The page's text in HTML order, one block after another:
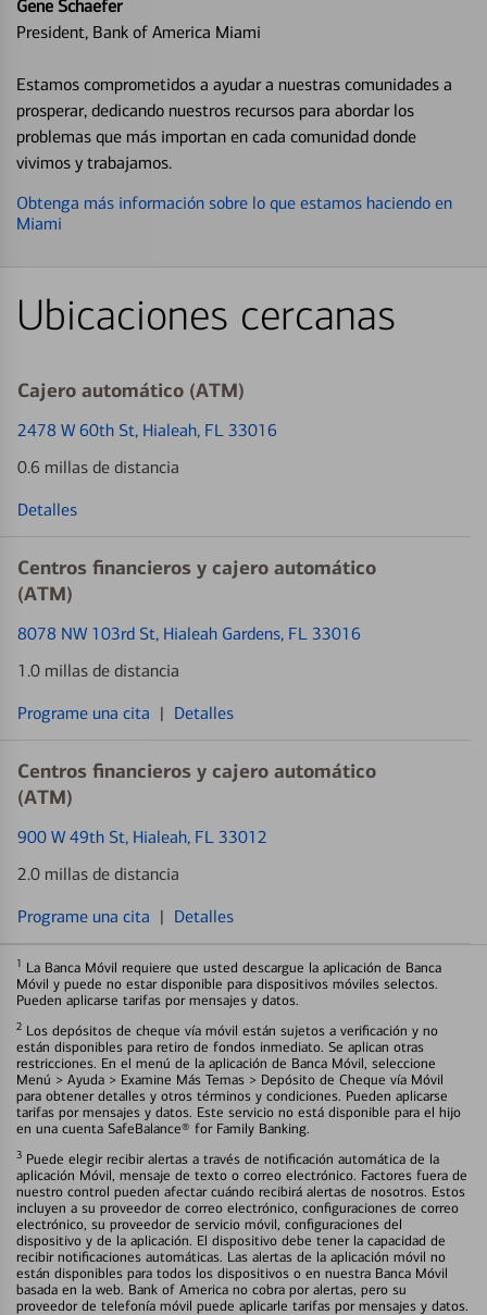
Gene Schaefer
President, Bank of America Miami
Estamos comprometidos a ayudar a nuestras comunidades a
prosperar, dedicando nuestros recursos para abordar los
problemas que más importan en cada comunidad donde
vivimos y trabajamos.
Obtenga más información sobre lo que estamos haciendo en
Miami
Ubicaciones cercanas
Cajero automático (ATM)
2478 W 60th St, Hialeah, FL 33016
0.6 millas de distancia
Detalles
Centros financieros y cajero automático
(ATM)
8078 NW 103rd St, Hialeah Gardens, FL 33016
1.0 millas de distancia
Programe una cita | Detalles
Centros financieros y cajero automático
(ATM)
900 W 49th St, Hialeah, FL 33012
2.0 millas de distancia
Programe una cita | Detalles
1 La Banca Móvil requiere que usted descargue la aplicación de Banca
Móvil y puede no estar disponible para dispositivos móviles selectos.
Pueden aplicarse tarifas por mensajes y datos.
2 Los depósitos de cheque vía móvil están sujetos a verificación y no
están disponibles para retiro de fondos inmediato. Se aplican otras
restricciones. En el menú de la aplicación de Banca Móvil, seleccione
Menú > Ayuda > Examine Más Temas > Depósito de Cheque vía Móvil
para obtener detalles y otros términos y condiciones. Pueden aplicarse
tarifas por mensajes y datos. Este servicio no está disponible para el hijo
en una cuenta SafeBalance® for Family Banking.
3 Puede elegir recibir alertas a través de notificación automática de la
aplicación Móvil, mensaje de texto o correo electrónico. Factores fuera de
nuestro control pueden afectar cuándo recibirá alertas de nosotros. Estos
incluyen a su proveedor de correo electrónico, configuraciones de correo
electrónico, su proveedor de servicio móvil, configuraciones del
dispositivo y de la aplicación. El dispositivo debe tener la capacidad de
recibir notificaciones automáticas. Las alertas de la aplicación móvil no
están disponibles para todos los dispositivos o en nuestra Banca Móvil
basada en la web. Bank of America no cobra por alertas, pero su
proveedor de telefonía móvil puede aplicarle tarifas por mensajes y datos.